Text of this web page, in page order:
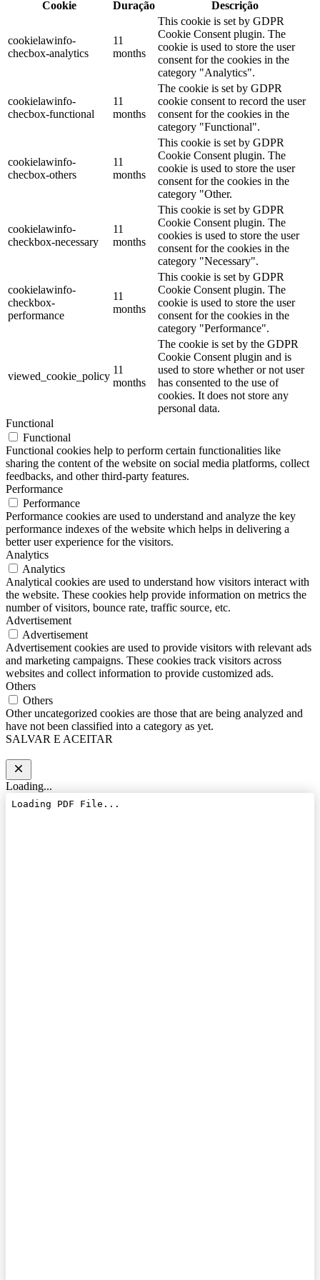
Cookie Duração Descrição
cookielawinfo-
checbox-analytics
11
months
This cookie is set by GDPR
Cookie Consent plugin. The
cookie is used to store the user
consent for the cookies in the
category "Analytics".
cookielawinfo-
checbox-functional
11
months
The cookie is set by GDPR
cookie consent to record the user
consent for the cookies in the
category "Functional".
cookielawinfo-
checbox-others
11
months
This cookie is set by GDPR
Cookie Consent plugin. The
cookie is used to store the user
consent for the cookies in the
category "Other.
cookielawinfo-
checkbox-necessary
11
months
This cookie is set by GDPR
Cookie Consent plugin. The
cookies is used to store the user
consent for the cookies in the
category "Necessary".
cookielawinfo-
checkbox-
performance
11
months
This cookie is set by GDPR
Cookie Consent plugin. The
cookie is used to store the user
consent for the cookies in the
category "Performance".
viewed_cookie_policy
11
months
The cookie is set by the GDPR
Cookie Consent plugin and is
used to store whether or not user
has consented to the use of
cookies. It does not store any
personal data.
Functional
Functional
Functional cookies help to perform certain functionalities like
sharing the content of the website on social media platforms, collect
feedbacks, and other third-party features.
Performance
Performance
Performance cookies are used to understand and analyze the key
performance indexes of the website which helps in delivering a
better user experience for the visitors.
Analytics
Analytics
Analytical cookies are used to understand how visitors interact with
the website. These cookies help provide information on metrics the
number of visitors, bounce rate, traffic source, etc.
Advertisement
Advertisement
Advertisement cookies are used to provide visitors with relevant ads
and marketing campaigns. These cookies track visitors across
websites and collect information to provide customized ads.
Others
Others
Other uncategorized cookies are those that are being analyzed and
have not been classified into a category as yet.
SALVAR E ACEITAR
Loading...